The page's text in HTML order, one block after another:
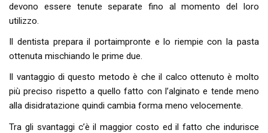
devono essere tenute separate fino al momento del loro
utilizzo.
Il dentista prepara il portaimpronte e lo riempie con la pasta
ottenuta mischiando le prime due.
Il vantaggio di questo metodo è che il calco ottenuto è molto
più preciso rispetto a quello fatto con l’alginato e tende meno
alla disidratazione quindi cambia forma meno velocemente.
Tra gli svantaggi c’è il maggior costo ed il fatto che indurisce